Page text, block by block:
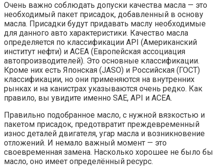
Очень важно соблюдать допуски качества масла — это
необходимый пакет присадок, добавленный в основу
масла. Присадки будут придавать маслу необходимые
для данного авто характеристики. Качество масла
определяется по классификации API (Американский
институт нефти) и АСEA (Европейская ассоциация
автопроизводителей). Это основные классификации.
Кроме них есть Японская (JASO) и Российская (ГОСТ)
классификации, но они применяются на внутренних
рынках и на канистрах указываются очень редко. Как
правило, вы увидите именно SAE, API и ACEA.
Правильно подобранное масло, с нужной вязкостью и
пакетом присадок, предотвратит преждевременный
износ деталей двигателя, угар масла и возникновение
отложений. И немало важный момент — это
своевременная замена. Насколько хорошее не было бы
масло, оно имеет определённый ресурс.